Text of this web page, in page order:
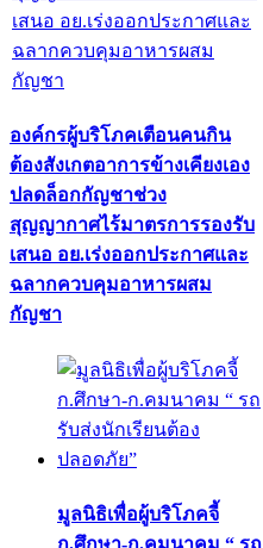
องค์กรผู้บริโภคเตือนคนกิน
ต้องสังเกตอาการข้างเคียงเอง
ปลดล็อกกัญชาช่วง
สุญญากาศไร้มาตรการรองรับ
เสนอ อย.เร่งออกประกาศและ
ฉลากควบคุมอาหารผสม
กัญชา
มูลนิธิเพื่อผู้บริโภคจี้
ก.ศึกษา-ก.คมนาคม “ รถ